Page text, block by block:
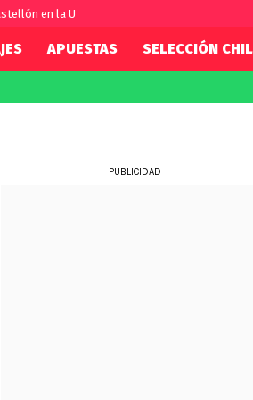
en la U
APUESTAS SELECCIÓN
PUBLICIDAD